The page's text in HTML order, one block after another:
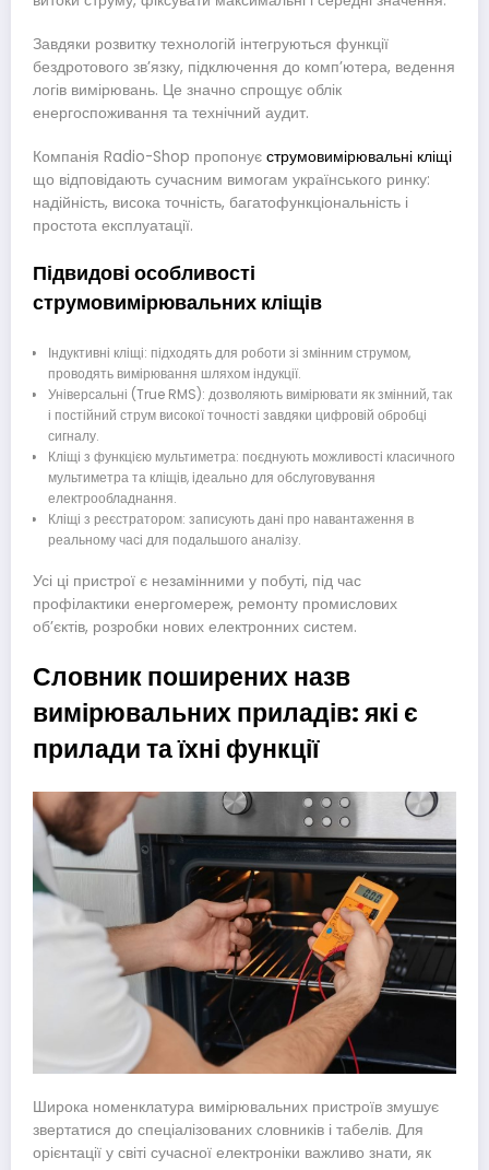
Завдяки розвитку технологій інтегруються функції
бездротового зв’язку, підключення до комп’ютера, ведення
логів вимірювань. Це значно спрощує облік
енергоспоживання та технічний аудит.
Компанія Radio-Shop пропонує струмовимірювальні кліщі
що відповідають сучасним вимогам українського ринку:
надійність, висока точність, багатофункціональність і
простота експлуатації.
Підвидові особливості
струмовимірювальних кліщів
Індуктивні кліщі: підходять для роботи зі змінним струмом,
проводять вимірювання шляхом індукції.
Універсальні (True RMS): дозволяють вимірювати як змінний, так
і постійний струм високої точності завдяки цифровій обробці
сигналу.
Кліщі з функцією мультиметра: поєднують можливості класичного
мультиметра та кліщів, ідеально для обслуговування
електрообладнання.
Кліщі з реєстратором: записують дані про навантаження в
реальному часі для подальшого аналізу.
Усі ці пристрої є незамінними у побуті, під час
профілактики енергомереж, ремонту промислових
об’єктів, розробки нових електронних систем.
Словник поширених назв
вимірювальних приладів: які є
прилади та їхні функції
Широка номенклатура вимірювальних пристроїв змушує
звертатися до спеціалізованих словників і табелів. Для
орієнтації у світі сучасної електроніки важливо знати, як